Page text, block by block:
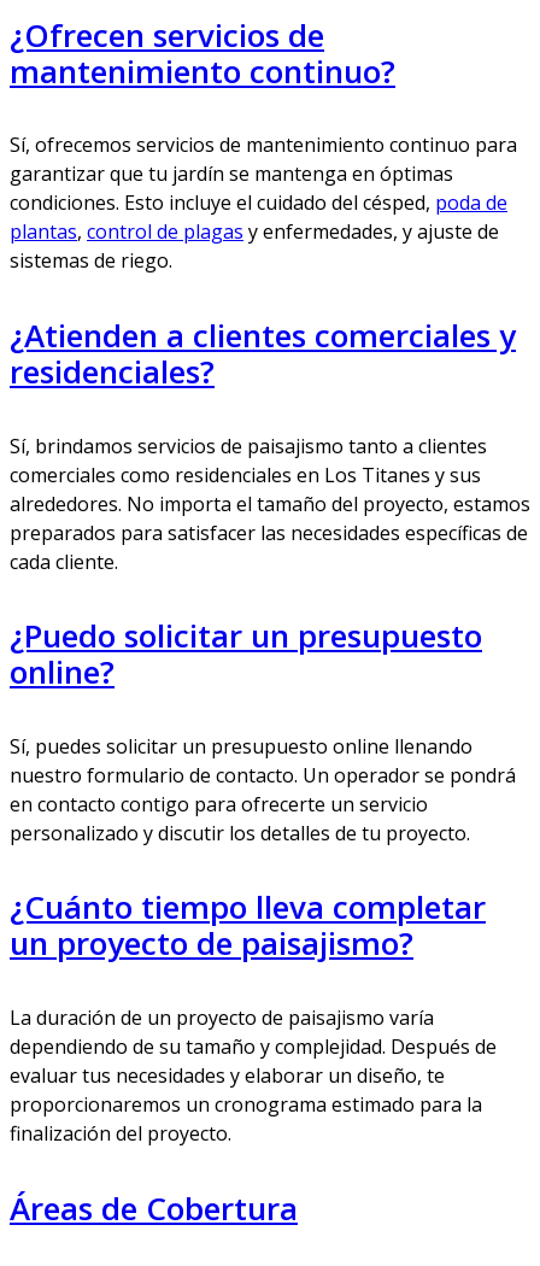
¿Ofrecen servicios de
mantenimiento continuo?
Sí, ofrecemos servicios de mantenimiento continuo para
garantizar que tu jardín se mantenga en óptimas
condiciones. Esto incluye el cuidado del césped, poda de
plantas, control de plagas y enfermedades, y ajuste de
sistemas de riego.
¿Atienden a clientes comerciales y
residenciales?
Sí, brindamos servicios de paisajismo tanto a clientes
comerciales como residenciales en Los Titanes y sus
alrededores. No importa el tamaño del proyecto, estamos
preparados para satisfacer las necesidades específicas de
cada cliente.
¿Puedo solicitar un presupuesto
online?
Sí, puedes solicitar un presupuesto online llenando
nuestro formulario de contacto. Un operador se pondrá
en contacto contigo para ofrecerte un servicio
personalizado y discutir los detalles de tu proyecto.
¿Cuánto tiempo lleva completar
un proyecto de paisajismo?
La duración de un proyecto de paisajismo varía
dependiendo de su tamaño y complejidad. Después de
evaluar tus necesidades y elaborar un diseño, te
proporcionaremos un cronograma estimado para la
finalización del proyecto.
Áreas de Cobertura